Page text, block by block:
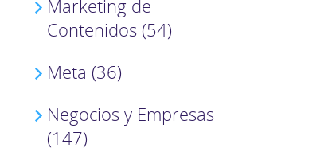
Marketing de
Contenidos (54)
Meta (36)
Negocios y Empresas
(147)